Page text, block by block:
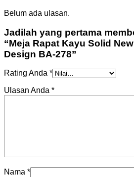
Belum ada ulasan.
Jadilah yang pertama
“Meja Rapat Kayu Solid
Design BA-278”
Rating Anda *
Ulasan Anda *
Nama *